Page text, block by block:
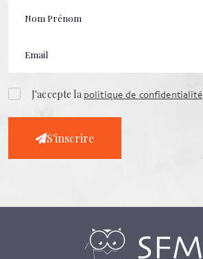
J'accepte lapolitique de confidentialité
S'inscrire